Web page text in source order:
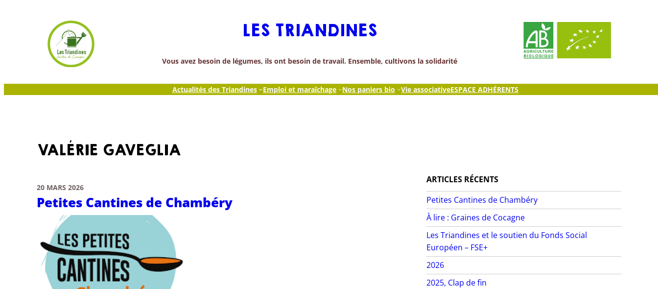
LES TRIANDINES
Vous avez besoin de légumes, ils ont besoin de travail. Ensemble, cultivons la solidarité
Actualités des Triandines Emploi et maraîchage Nos paniers bio Vie associativeESPACE ADHÉRENTS
VALÉRIE GAVEGLIA
20 MARS 2026
Petites Cantines de Chambéry
ARTICLES RÉCENTS
Petites Cantines de Chambéry
À lire : Graines de Cocagne
Les Triandines et le soutien du Fonds Social
Européen – FSE+
2026
2025, Clap de fin